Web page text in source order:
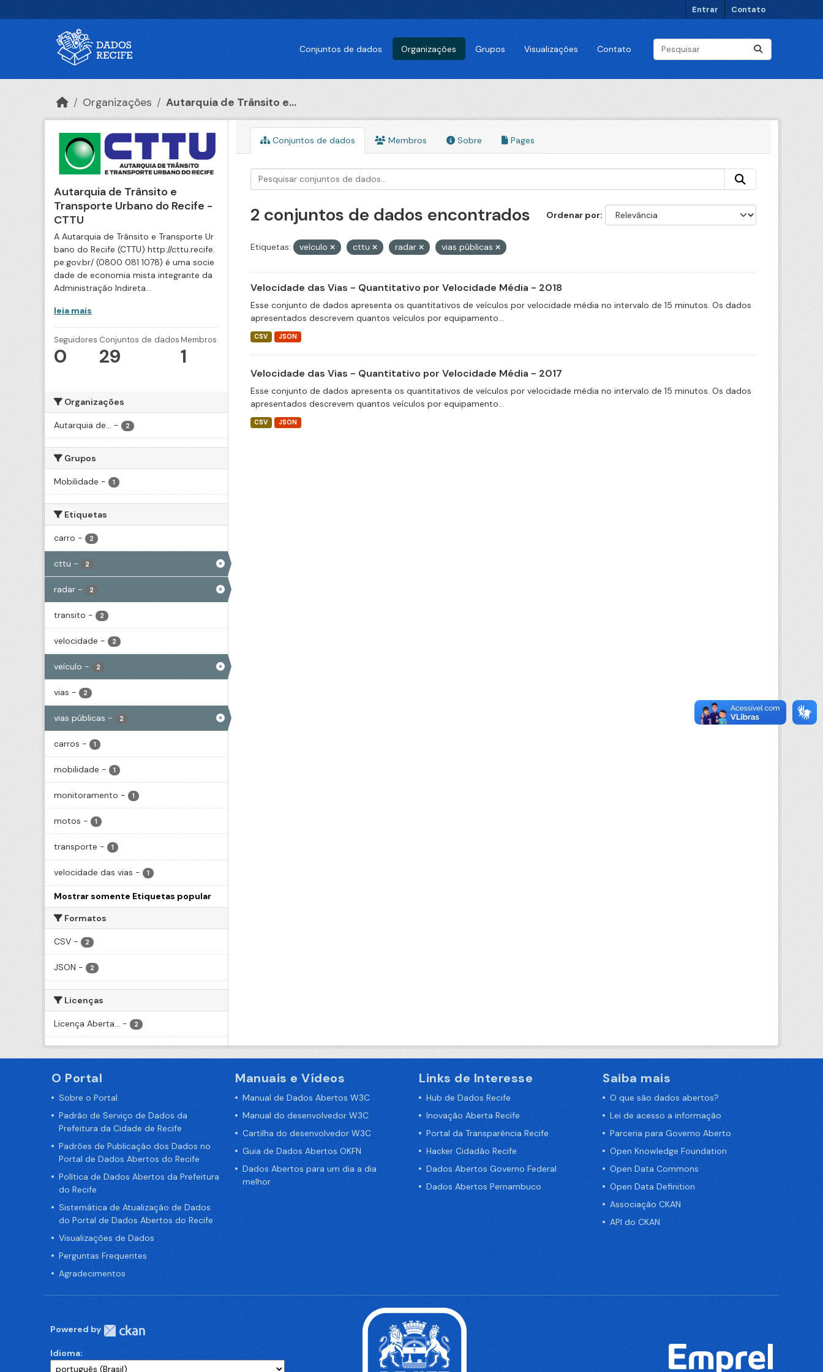
Entrar Contato
Conjuntos de dados Organizações Grupos Visualizações Contato
Organizações Autarquia de Trânsito e...
Autarquia de Trânsito e
Transporte Urbano do Recife -
CTTU
A Autarquia de Trânsito e Transporte Ur
bano do Recife (CTTU) http://cttu.recife.
pe.gov.br/ (0800 081 1078) é uma socie
dade de economia mista integrante da
Administração Indireta...
leia mais
Seguidores
0
Conjuntos de dados
29
Membros
1
Organizações
Autarquia de... - 2
Grupos
Mobilidade - 1
Etiquetas
carro - 2
cttu - 2
radar - 2
transito - 2
velocidade - 2
veículo - 2
vias - 2
vias públicas - 2
carros - 1
mobilidade - 1
monitoramento - 1
motos - 1
transporte - 1
velocidade das vias - 1
Mostrar somente Etiquetas popular
Formatos
CSV - 2
JSON - 2
Licenças
Licença Aberta... - 2
Conjuntos de dados Membros Sobre Pages
Ordenar por
2 conjuntos de dados encontrados
Etiquetas: veículo cttu radar vias públicas
Velocidade das Vias - Quantitativo por Velocidade Média - 2018
Esse conjunto de dados apresenta os quantitativos de veículos por velocidade média no intervalo de 15 minutos. Os dados
apresentados descrevem quantos veículos por equipamento...
CSV JSON
Velocidade das Vias - Quantitativo por Velocidade Média - 2017
Esse conjunto de dados apresenta os quantitativos de veículos por velocidade média no intervalo de 15 minutos. Os dados
apresentados descrevem quantos veículos por equipamento...
CSV JSON
O Portal
Sobre o Portal
Padrão de Serviço de Dados da
Prefeitura da Cidade de Recife
Padrões de Publicação dos Dados no
Portal de Dados Abertos do Recife
Política de Dados Abertos da Prefeitura
do Recife
Sistemática de Atualização de Dados
do Portal de Dados Abertos do Recife
Visualizações de Dados
Perguntas Frequentes
Agradecimentos
Manuais e Vídeos
Manual de Dados Abertos W3C
Manual do desenvolvedor W3C
Cartilha do desenvolvedor W3C
Guia de Dados Abertos OKFN
Dados Abertos para um dia a dia
melhor
Links de Interesse
Hub de Dados Recife
Inovação Aberta Recife
Portal da Transparência Recife
Hacker Cidadão Recife
Dados Abertos Governo Federal
Dados Abertos Pernambuco
Saiba mais
O que são dados abertos?
Lei de acesso a informação
Parceria para Governo Aberto
Open Knowledge Foundation
Open Data Commons
Open Data Definition
Associação CKAN
API do CKAN
Powered by
Idioma